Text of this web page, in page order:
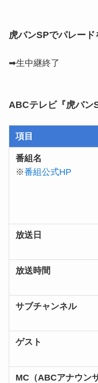
虎バンSPでパレード
➡生中継終了
ABCテレビ『虎バン
項目
番組名
※番組公式HP
放送日
放送時間
サブチャンネル
ゲスト
MC（ABCアナウン